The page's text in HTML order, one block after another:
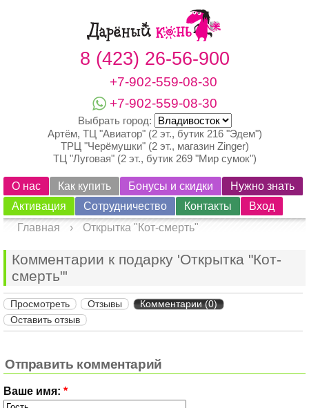
8 (423) 26-56-900
+7-902-559-08-30
+7-902-559-08-30
Выбрать город:
Артём, ТЦ "Авиатор" (2 эт., бутик 216 "Эдем")
ТРЦ "Черёмушки" (2 эт., магазин Zinger)
ТЦ "Луговая" (2 эт., бутик 269 "Мир сумок")
О нас Как купить Бонусы и скидки
Нужно знать
Активация
Сотрудничество Контакты
Вход
Главная
› Открытка "Кот-смерть"
Комментарии к подарку 'Открытка "Кот-
смерть"'
Просмотреть Отзывы
Комментарии (0)
Оставить отзыв
Отправить комментарий
Ваше имя: *